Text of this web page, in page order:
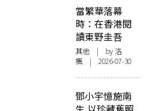
當繁華落幕
時：在香港閱
讀東野圭吾
其他 | by洛
楓 | 2026-07-30
鄧小宇憶施南